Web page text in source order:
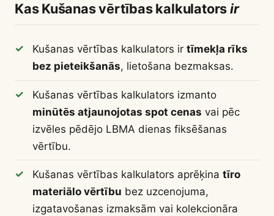
Kas Kušanas vērtības kalkulatorsir
Kušanas vērtības kalkulators ir tīmekļa rīks
bez pieteikšanās, lietošana bezmaksas.
Kušanas vērtības kalkulators izmanto
minūtēs atjaunojotas spot cenas vai pēc
izvēles pēdējo LBMA dienas fiksēšanas
vērtību.
Kušanas vērtības kalkulators aprēķina tīro
materiālo vērtību bez uzcenojuma,
izgatavošanas izmaksām vai kolekcionāra